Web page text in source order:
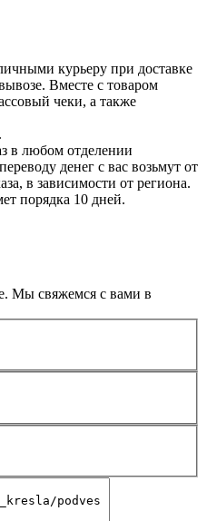
курьеру при доставке
Вместе с товаром
чеки, а также
.
в любом отделении
денег с вас возьмут от
в зависимости от региона.
порядка 10 дней.
Мы свяжемся с вами в